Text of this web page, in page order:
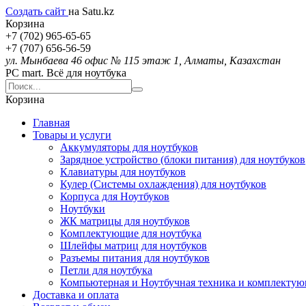
Создать сайт на Satu.kz
Корзина
+7 (702) 965-65-65
+7 (707) 656-56-59
ул. Мынбаева 46 офис № 115 этаж 1, Алматы, Казахстан
PC mart. Всё для ноутбука
Корзина
Главная
Товары и услуги
Аккумуляторы для ноутбуков
Зарядное устройство (блоки питания) для ноутбуков
Клавиатуры для ноутбуков
Кулер (Системы охлаждения) для ноутбуков
Корпуса для Ноутбуков
Ноутбуки
ЖК матрицы для ноутбуков
Комплектующие для ноутбука
Шлейфы матриц для ноутбуков
Разъемы питания для ноутбуков
Петли для ноутбука
Компьютерная и Ноутбучная техника и
Доставка и оплата